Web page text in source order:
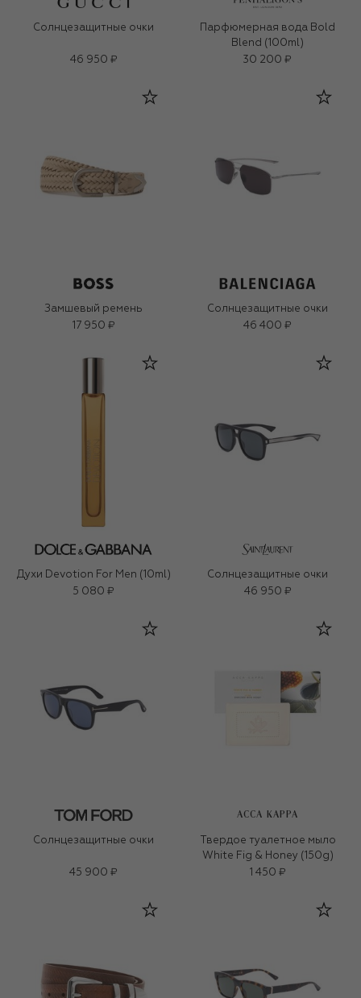
Солнцезащитные очки
46 950 ₽
Парфюмерная вода Bold
Blend (100ml)
30 200 ₽
Замшевый ремень
17 950 ₽
Солнцезащитные очки
46 400 ₽
Духи Devotion For Men (10ml)
5 080 ₽
Солнцезащитные очки
46 950 ₽
Солнцезащитные очки
45 900 ₽
ACCA KAPPA
Твердое туалетное мыло
White Fig & Honey (150g)
1 450 ₽